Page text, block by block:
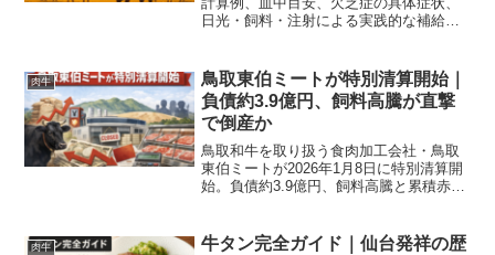
日光・飼料・注射による実践的な補給法
肉牛
鳥取東伯ミートが特別清算開始｜
負債約3.9億円、飼料高騰が直撃
で倒産か
鳥取和牛を取り扱う食肉加工会社・鳥取
東伯ミートが2026年1月8日に特別清算開
始。負債約3.9億円、飼料高騰と累積赤字
肉牛
牛タン完全ガイド｜仙台発祥の歴